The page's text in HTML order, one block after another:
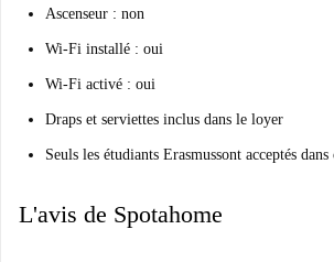
Ascenseur : non
Wi-Fi installé : oui
Wi-Fi activé : oui
Draps et serviettes inclus dans le loyer
Seuls les étudiants Erasmussont acceptés
L'avis de Spotahome